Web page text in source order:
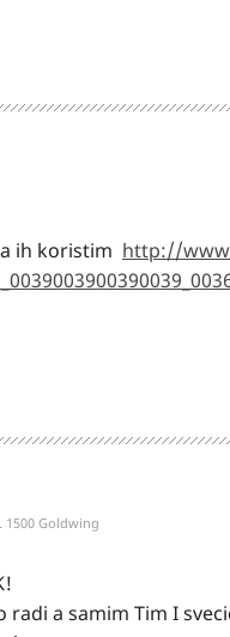
ih koristim http://
1500 Goldwing
a samim Tim I